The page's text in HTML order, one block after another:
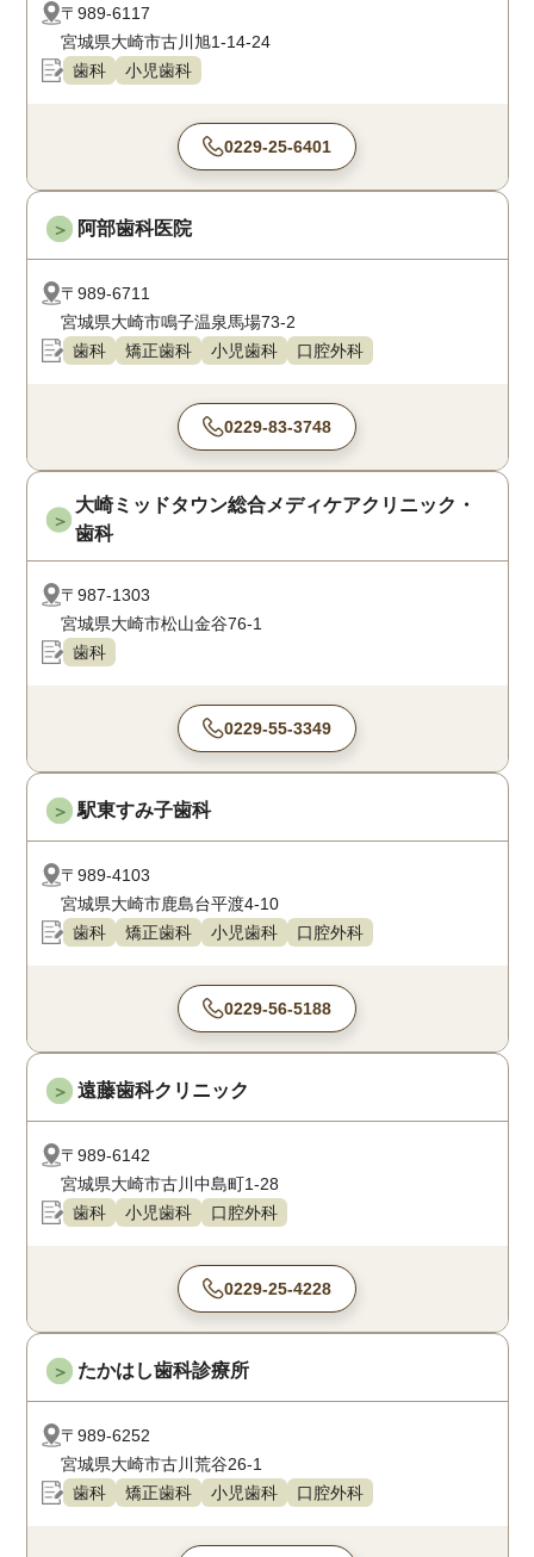
〒989-6117
宮城県大崎市古川旭1-14-24
歯科
小児歯科
0229-25-6401
＞ 阿部歯科医院
〒989-6711
宮城県大崎市鳴子温泉馬場73-2
歯科
矯正歯科 小児歯科 口腔外科
0229-83-3748
＞
大崎ミッドタウン総合メディケアクリニック・
歯科
〒987-1303
宮城県大崎市松山金谷76-1
歯科
0229-55-3349
＞ 駅東すみ子歯科
〒989-4103
宮城県大崎市鹿島台平渡4-10
歯科
矯正歯科 小児歯科 口腔外科
0229-56-5188
＞ 遠藤歯科クリニック
〒989-6142
宮城県大崎市古川中島町1-28
歯科
小児歯科 口腔外科
0229-25-4228
＞ たかはし歯科診療所
〒989-6252
宮城県大崎市古川荒谷26-1
歯科
矯正歯科 小児歯科 口腔外科